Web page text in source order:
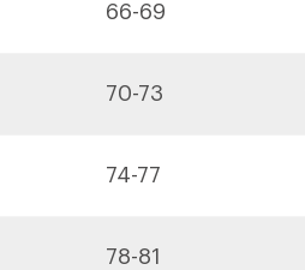
66-69
70-73
74-77
78-81